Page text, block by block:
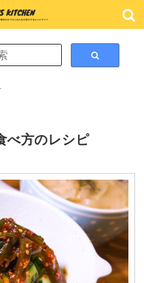
ごはん
めん類
スイーツ
べ方のレシピ